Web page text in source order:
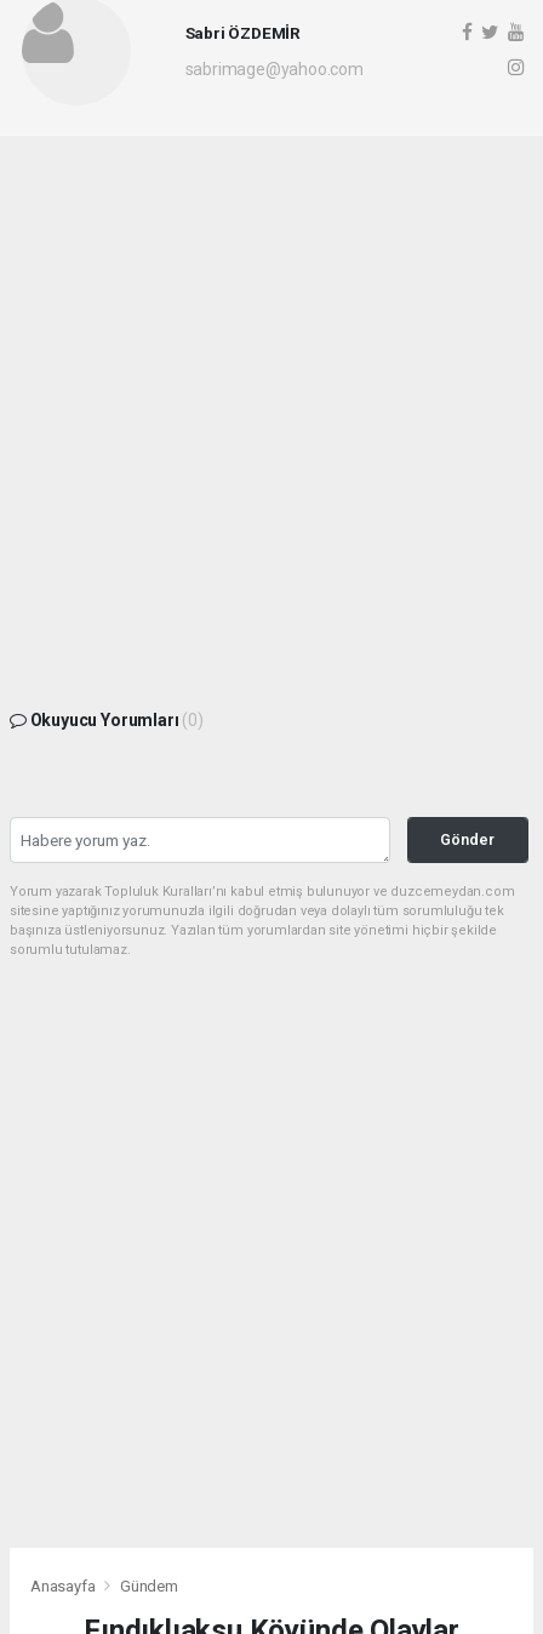
Sabri ÖZDEMİR
sabrimage@yahoo.com
Okuyucu Yorumları (0)
Gönder
Yorum yazarak Topluluk Kuralları’nı kabul etmiş bulunuyor ve duzcemeydan.com
sitesine yaptığınız yorumunuzla ilgili doğrudan veya dolaylı tüm sorumluluğu tek
başınıza üstleniyorsunuz. Yazılan tüm yorumlardan site yönetimi hiçbir şekilde
sorumlu tutulamaz.
Anasayfa Gündem